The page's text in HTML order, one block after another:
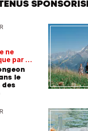
ne
par la
le
des